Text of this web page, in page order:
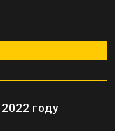
году